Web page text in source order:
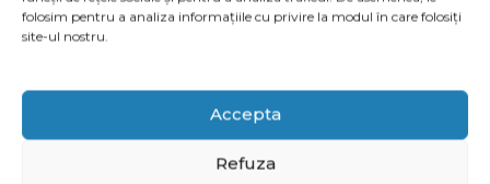
folosim pentru a analiza informațiile cu privire la modul în care folosiți
site-ul nostru.
Accepta
Refuza
PREVIOUS
Sounds of New York